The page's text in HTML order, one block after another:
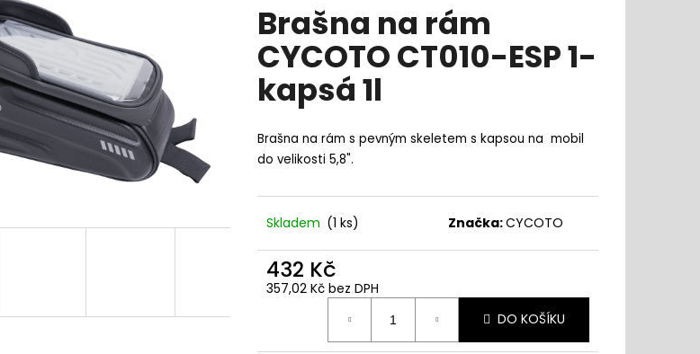
produktu
je
0,0
z
5
hvězdiček.
Brašna na rám
CYCOTO CT010-ESP 1-
kapsá 1l
Brašna na rám s pevným skeletem s kapsou na mobil
do velikosti 5,8".
Skladem (1 ks) Značka:CYCOTO
432 Kč
357,02 Kč bez DPH
DO KOŠÍKU